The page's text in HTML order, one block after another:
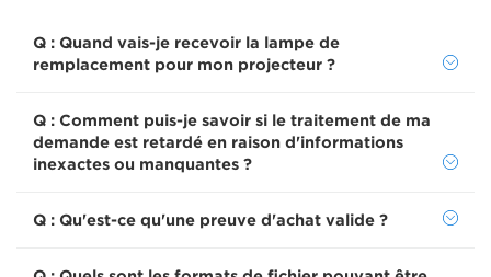
Q : Quand vais-je recevoir la lampe de
remplacement pour mon projecteur ?
Q : Comment puis-je savoir si le traitement de ma
demande est retardé en raison d'informations
inexactes ou manquantes ?
Q : Qu'est-ce qu'une preuve d'achat valide ?